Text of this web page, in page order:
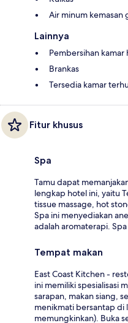
Air minum kemasan
Lainnya
Pembersihan kamar
Brankas
Tersedia kamar
Fitur khusus
Spa
Tamu dapat
lengkap hotel ini, yaitu
tissue massage, hot
Spa ini menyediakan
adalah aromaterapi.
Tempat makan
East Coast Kitchen -
ini memiliki spesialisasi
sarapan, makan siang,
menikmati bersantap di
memungkinkan). Buka